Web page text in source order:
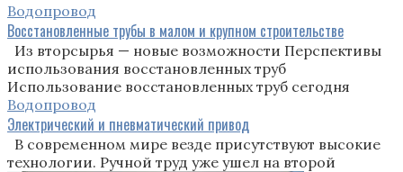
Водопровод
Восстановленные трубы в малом и крупном строительстве
Из вторсырья — новые возможности Перспективы
использования восстановленных труб
Использование восстановленных труб сегодня
Водопровод
Электрический и пневматический привод
В современном мире везде присутствуют высокие
технологии. Ручной труд уже ушел на второй